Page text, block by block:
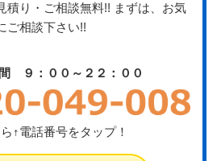
積り・ご相談無料!! まずは、お気
ご相談下さい!!
９：００～２２：００
↑電話番号をタップ！